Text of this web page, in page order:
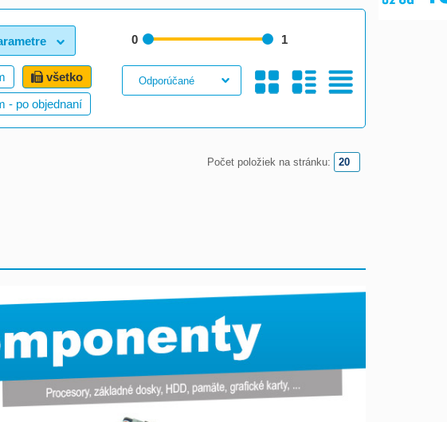
0 1
všetko
- po objednaní
Počet položiek na stránku: